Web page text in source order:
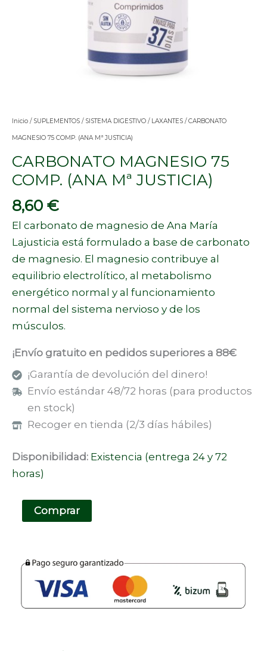
Inicio / SUPLEMENTOS / SISTEMA DIGESTIVO / LAXANTES / CARBONATO
MAGNESIO 75 COMP. (ANA Mª JUSTICIA)
CARBONATO MAGNESIO 75
COMP. (ANA Mª JUSTICIA)
8,60 €
El carbonato de magnesio de Ana María
Lajusticia está formulado a base de carbonato
de magnesio. El magnesio contribuye al
equilibrio electrolítico, al metabolismo
energético normal y al funcionamiento
normal del sistema nervioso y de los
músculos.
¡Envío gratuito en pedidos superiores a 88€
¡Garantía de devolución del dinero!
Envío estándar 48/72 horas (para productos
en stock)
Recoger en tienda (2/3 días hábiles)
Disponibilidad: Existencia (entrega 24 y 72
horas)
Comprar